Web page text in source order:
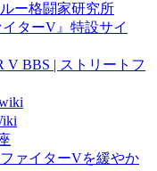
ー格闘家研究所
ターV』特設サイ
V BBS | ストリートフ
ァイターVを緩やか